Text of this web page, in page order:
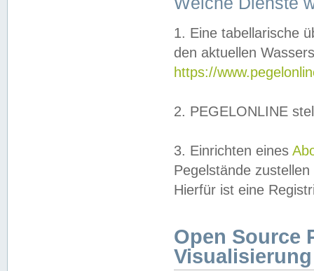
1. Eine tabellarische
den aktuellen
https://
2. PEGELONLINE
3. Einrichten eines
Pegelstände
Hierfür ist eine
Open Source
Visualisierung